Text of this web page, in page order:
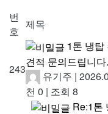
번
호
제목
243
1톤 냉탑
견적 문의드립니다.
유기주 |
천 0 | 조회 8
Re:1톤